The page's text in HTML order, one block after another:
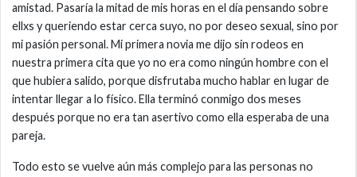
amistad. Pasaría la mitad de mis horas en el día pensando sobre
ellxs y queriendo estar cerca suyo, no por deseo sexual, sino por
mi pasión personal. Mi primera novia me dijo sin rodeos en
nuestra primera cita que yo no era como ningún hombre con el
que hubiera salido, porque disfrutaba mucho hablar en lugar de
intentar llegar a lo físico. Ella terminó conmigo dos meses
después porque no era tan asertivo como ella esperaba de una
pareja.
Todo esto se vuelve aún más complejo para las personas no